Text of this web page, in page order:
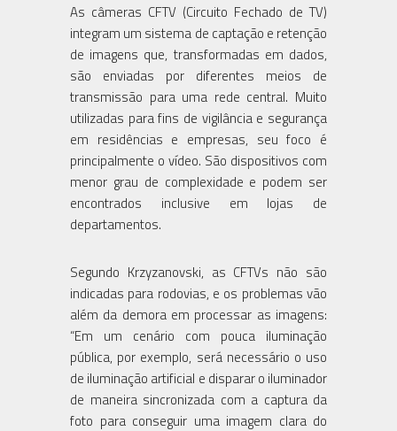
As câmeras CFTV (Circuito Fechado de TV)
integram um sistema de captação e retenção
de imagens que, transformadas em dados,
são enviadas por diferentes meios de
transmissão para uma rede central. Muito
utilizadas para fins de vigilância e segurança
em residências e empresas, seu foco é
principalmente o vídeo. São dispositivos com
menor grau de complexidade e podem ser
encontrados inclusive em lojas de
departamentos.
Segundo Krzyzanovski, as CFTVs não são
indicadas para rodovias, e os problemas vão
além da demora em processar as imagens:
“Em um cenário com pouca iluminação
pública, por exemplo, será necessário o uso
de iluminação artificial e disparar o iluminador
de maneira sincronizada com a captura da
foto para conseguir uma imagem clara do